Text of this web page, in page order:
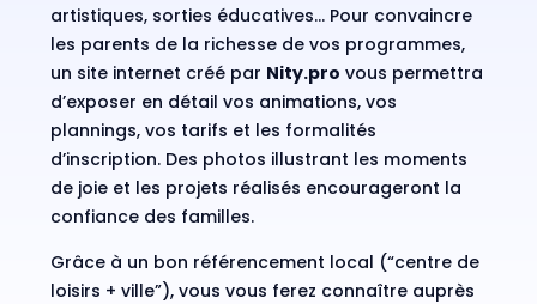
artistiques, sorties éducatives… Pour convaincre
les parents de la richesse de vos programmes,
un site internet créé par Nity.pro vous permettra
d’exposer en détail vos animations, vos
plannings, vos tarifs et les formalités
d’inscription. Des photos illustrant les moments
de joie et les projets réalisés encourageront la
confiance des familles.
Grâce à un bon référencement local (“centre de
loisirs + ville”), vous vous ferez connaître auprès